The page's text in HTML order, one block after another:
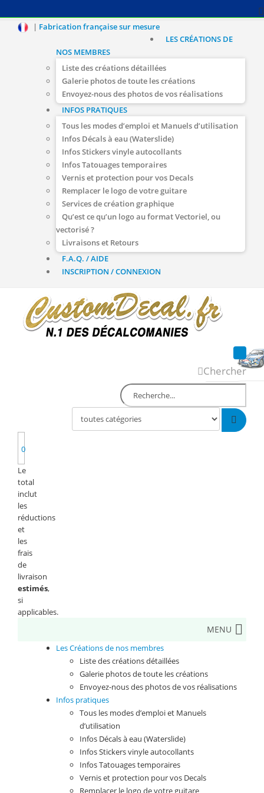
| Fabrication française sur mesure
LES CRÉATIONS DE
NOS MEMBRES
Liste des créations détaillées
Galerie photos de toute les créations
Envoyez-nous des photos de vos réalisations
INFOS PRATIQUES
Tous les modes d’emploi et Manuels d’utilisation
Infos Décals à eau (Waterslide)
Infos Stickers vinyle autocollants
Infos Tatouages temporaires
Vernis et protection pour vos Decals
Remplacer le logo de votre guitare
Services de création graphique
Qu’est ce qu’un logo au format Vectoriel, ou
vectorisé ?
Livraisons et Retours
F.A.Q. / AIDE
INSCRIPTION / CONNEXION
Chercher
0
Le
total
inclut
les
réductions
et
les
frais
de
livraison
estimés,
si
applicables.
MENU
Les Créations de nos membres
Liste des créations détaillées
Galerie photos de toute les créations
Envoyez-nous des photos de vos réalisations
Infos pratiques
Tous les modes d’emploi et Manuels
d’utilisation
Infos Décals à eau (Waterslide)
Infos Stickers vinyle autocollants
Infos Tatouages temporaires
Vernis et protection pour vos Decals
Remplacer le logo de votre guitare